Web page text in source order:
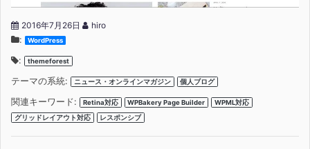
2016年7月26日
hiro
:
WordPress
: themeforest
テーマの系統: ニュース・オンラインマガジン 個人ブログ
関連キーワード: Retina対応 WPBakery Page Builder
WPML対応
グリッドレイアウト対応
レスポンシブ